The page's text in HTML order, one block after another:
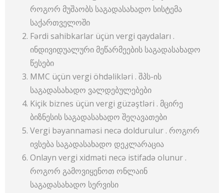
როგორ მუშაობს საგადასახადო სისტემა
საქართველოში
Fərdi sahibkarlar üçün vergi qaydaları .
ინდივიდუალური მეწარმეების საგადასახადო
წესები
MMC üçün vergi öhdəlikləri . შპს-ის
საგადასახადო ვალდებულებები
Kiçik biznes üçün vergi güzəştləri . მცირე
ბიზნესის საგადასახადო შეღავათები
Vergi bəyannaməsi necə doldurulur . როგორ
ივსება საგადასახადო დეკლარაცია
Onlayn vergi xidməti necə istifadə olunur .
როგორ გამოვიყენოთ ონლაინ
საგადასახადო სერვისი